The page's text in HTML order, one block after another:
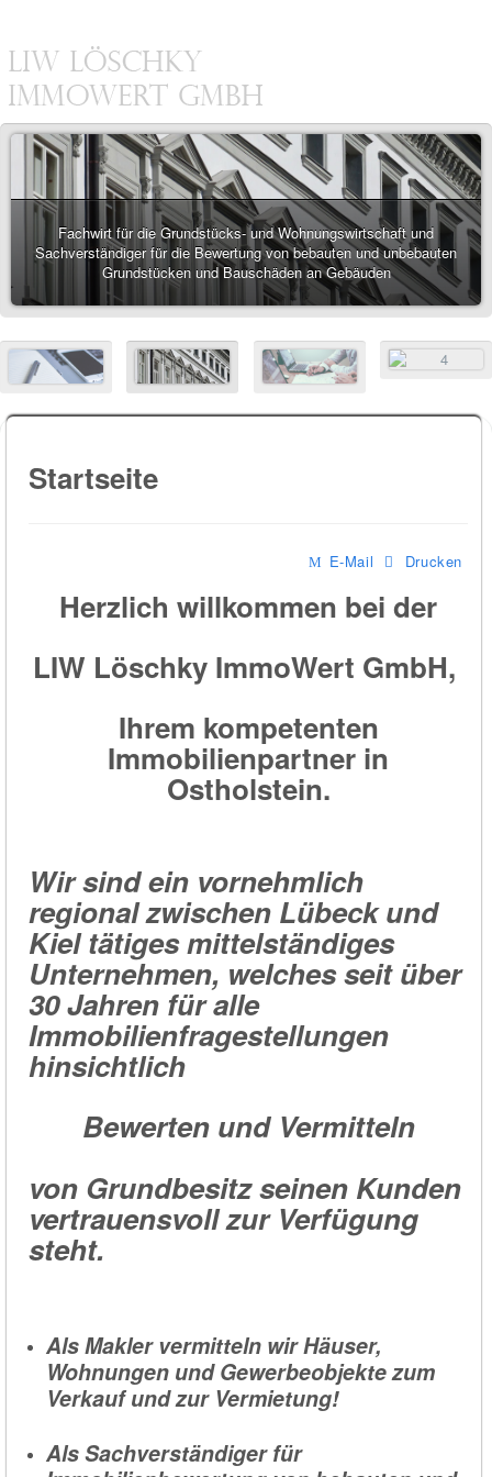
Fachwirt für die Grundstücks- und Wohnungswirtschaft und
Sachverständiger für die Bewertung von bebauten und unbebauten
Grundstücken und Bauschäden an Gebäuden
Startseite
Drucken
E-Mail
Herzlich willkommen bei der
LIW Löschky ImmoWert GmbH,
Ihrem kompetenten
Immobilienpartner in
Ostholstein.
Wir sind ein vornehmlich
regional zwischen Lübeck und
Kiel tätiges mittelständiges
Unternehmen, welches seit über
30 Jahren für alle
Immobilienfragestellungen
hinsichtlich
Bewerten und Vermitteln
von Grundbesitz seinen Kunden
vertrauensvoll zur Verfügung
steht.
Als Makler vermitteln wir Häuser,
Wohnungen und Gewerbeobjekte zum
Verkauf und zur Vermietung!
Als Sachverständiger für